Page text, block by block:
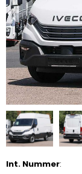
Int. Nummer: